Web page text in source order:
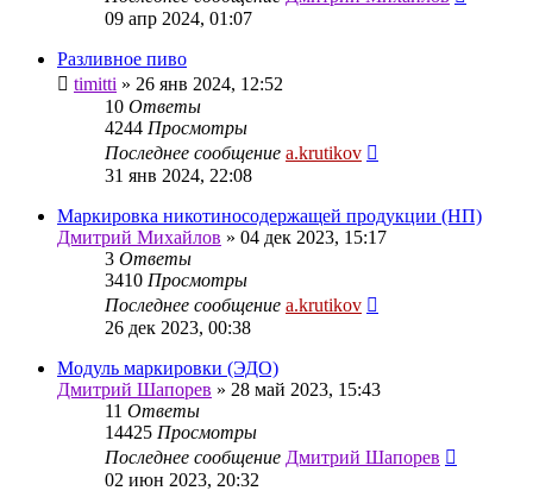
09 апр 2024, 01:07
Разливное пиво
timitti » 26 янв 2024, 12:52
10 Ответы
4244 Просмотры
Последнее сообщение a.krutikov
31 янв 2024, 22:08
Маркировка никотиносодержащей продукции (НП)
Дмитрий Михайлов » 04 дек 2023, 15:17
3 Ответы
3410 Просмотры
Последнее сообщение a.krutikov
26 дек 2023, 00:38
Модуль маркировки (ЭДО)
Дмитрий Шапорев » 28 май 2023, 15:43
11 Ответы
14425 Просмотры
Последнее сообщение Дмитрий Шапорев
02 июн 2023, 20:32